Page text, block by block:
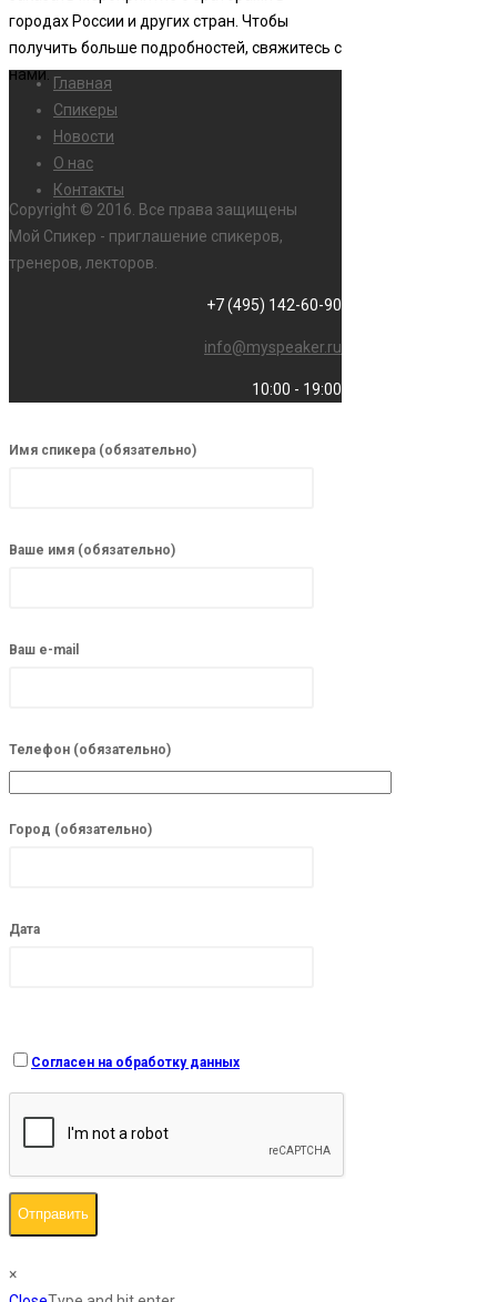
городах России и других стран. Чтобы
получить больше подробностей, свяжитесь с
нами. Главная
Спикеры
Новости
О нас
Контакты
Copyright © 2016. Все права защищены
Мой Спикер - приглашение спикеров,
тренеров, лекторов.
+7 (495) 142-60-90
info@myspeaker.ru
10:00 - 19:00
Имя спикера (обязательно)
Ваше имя (обязательно)
Ваш e-mail
Телефон (обязательно)
Город (обязательно)
Дата
Согласен на обработку данных
×